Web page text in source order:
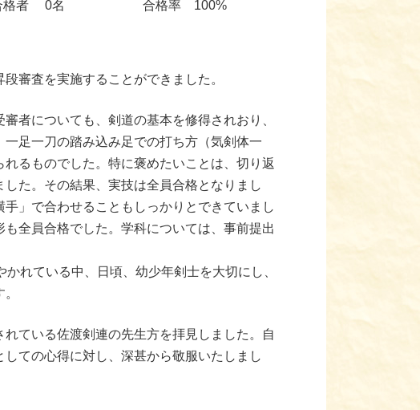
格者 0名
合格率 100%
審査を実施することができました。
者についても、剣道の基本を修得されおり、
足一刀の踏み込み足での打ち方（気剣体一
るものでした。特に褒めたいことは、切り返
た。その結果、実技は全員合格となりまし
」で合わせることもしっかりとできていまし
全員合格でした。学科については、事前提出
れている中、日頃、幼少年剣士を大切にし、
ている佐渡剣連の先生方を拝見しました。自
ての心得に対し、深甚から敬服いたしまし